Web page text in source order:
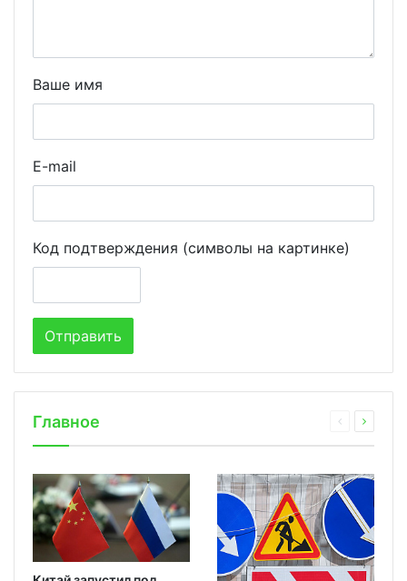
Ваше имя
E-mail
Код подтверждения (символы на картинке)
Главное